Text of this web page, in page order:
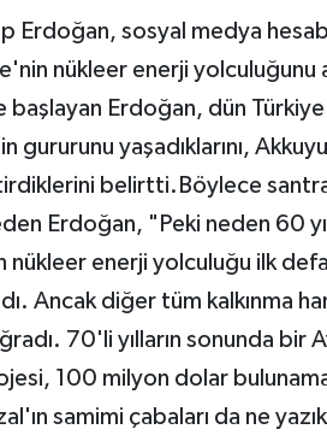
Erdoğan, sosyal medya
nükleer enerji yolculuğunu
Erdoğan, dün
yaşadıklarını,
belirtti.Böylece
Erdoğan, "Peki neden 60
nükleer enerji yolculuğu ilk
Ancak diğer tüm kalkınma
70'li yılların sonunda bir
100 milyon dolar
samimi çabaları da ne